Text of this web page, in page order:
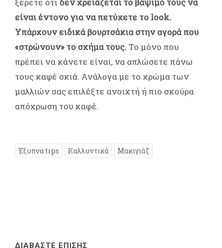
ξέρετε ότι δεν χρειάζεται το βάψιμό τους να
είναι έντονο για να πετύχετε το look.
Υπάρχουν ειδικά βουρτσάκια στην αγορά που
«στρώνουν» το σχήμα τους. Το μόνο που
πρέπει να κάνετε είναι, να απλώσετε πάνω
τους καφέ σκιά. Ανάλογα με το χρώμα των
μαλλιών σας επιλέξτε ανοιχτή ή πιο σκούρα
απόχρωση του καφέ.
Έξυπνα tips Καλλυντικά Μακιγιάζ
ΔΙΑΒΑΣΤΕ ΕΠΙΣΗΣ